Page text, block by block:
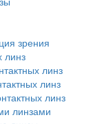
зрения
линз
линз
линз
линз
линзами